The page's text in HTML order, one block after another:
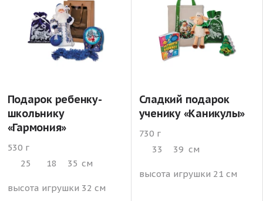
Подарок ребенку-
школьнику
«Гармония»
530 г
25
18 35 см
высота игрушки 32 см
Сладкий подарок
ученику «Каникулы»
730 г
33
39 см
высота игрушки 21 см